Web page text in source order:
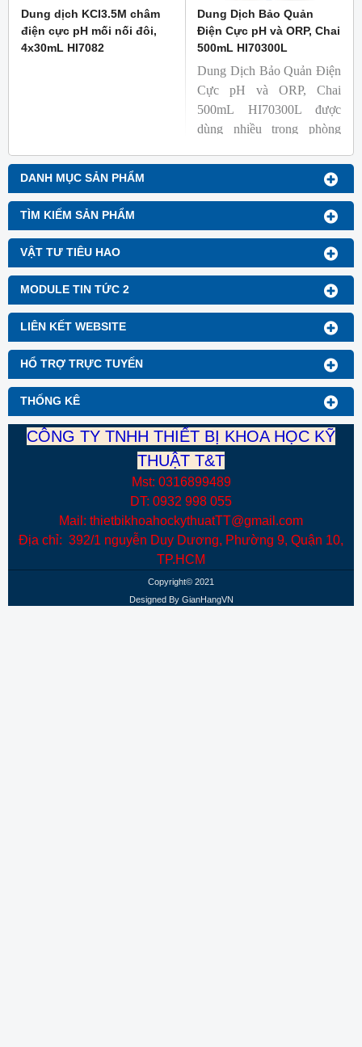
DANH MỤC SẢN PHẨM
TÌM KIẾM SẢN PHẨM
VẬT TƯ TIÊU HAO
MODULE TIN TỨC 2
LIÊN KẾT WEBSITE
HỔ TRỢ TRỰC TUYẾN
THỐNG KÊ
Dung dịch KCl3.5M châm
điện cực pH mối nối đôi,
4x30mL HI7082
Dung Dịch Bảo Quản
Điện Cực pH và ORP, Chai
500mL HI70300L
Dung Dịch Bảo Quản Điện
Cực pH và ORP, Chai
500mL HI70300L được
dùng nhiều trong phòng
CÔNG TY TNHH THIẾT BỊ KHOA HỌC KỸ
THUẬT T&T
Mst: 0316899489
DT: 0932 998 055
Mail: thietbikhoahockythuatTT@gmail.com
Địa chỉ: 392/1 nguyễn Duy Dương, Phường 9, Quận 10,
TP.HCM
Copyright© 2021
Designed By GianHangVN